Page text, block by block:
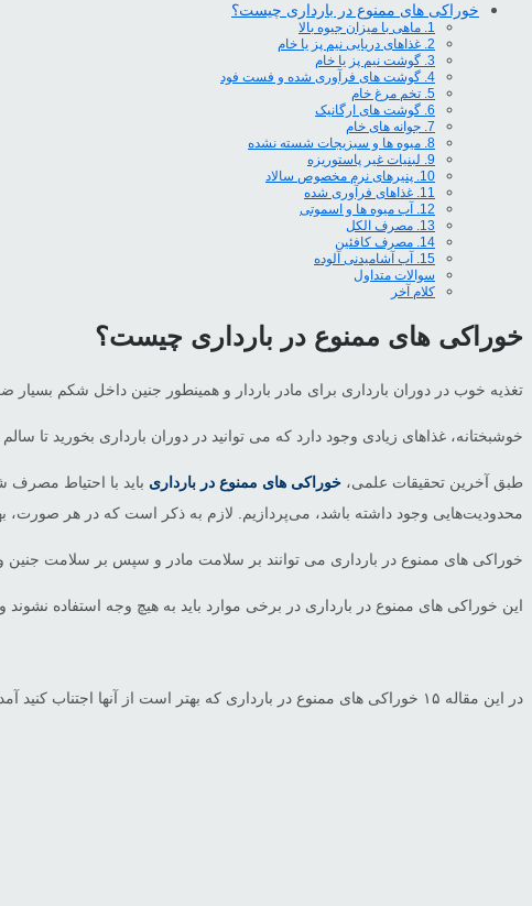
خوراکی های ممنوع در بارداری چیست؟
1. ماهی با میزان جیوه بالا
2. غذاهای دریایی نیم پز یا خام
3. گوشت نیم پز یا خام
4. گوشت های فرآوری شده و فست فود
5. تخم مرغ خام
6. گوشت های ارگانیک
7. جوانه های خام
8. میوه ها و سبزیجات شسته نشده
9. لبنیات غیر پاستوریزه
10. پنیرهای نرم مخصوص سالاد
11. غذاهای فرآوری شده
12. آب میوه ها و اسموتی
13. مصرف الکل
14. مصرف کافئین
15. آب آشامیدنی آلوده
سوالات متداول
کلام آخر
خوراکی های ممنوع در بارداری چیست؟
تغذیه خوب در دوران بارداری برای مادر باردار و همینطور جنین داخل شکم
خوشبختانه، غذاهای زیادی وجود دارد که می توانید در دوران بارداری بخورید تا سالم
طبق آخرین تحقیقات علمی، خوراکی های ممنوع در بارداری باید با احتیاط مصرف
محدودیت‌هایی وجود داشته باشد، می‌پردازیم. لازم به ذکر است که در هر صورت،
خوراکی های ممنوع در بارداری می توانند بر سلامت مادر و سپس بر سلامت جنین و
این خوراکی های ممنوع در بارداری در برخی موارد باید به هیچ وجه استفاده نشوند
در این مقاله ۱۵ خوراکی های ممنوع در بارداری که بهتر است از آنها اجتناب کنید آمده است.